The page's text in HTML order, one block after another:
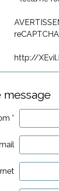
http://
message